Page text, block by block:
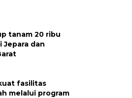
tanam 20 ribu
Jepara dan
fasilitas
melalui program